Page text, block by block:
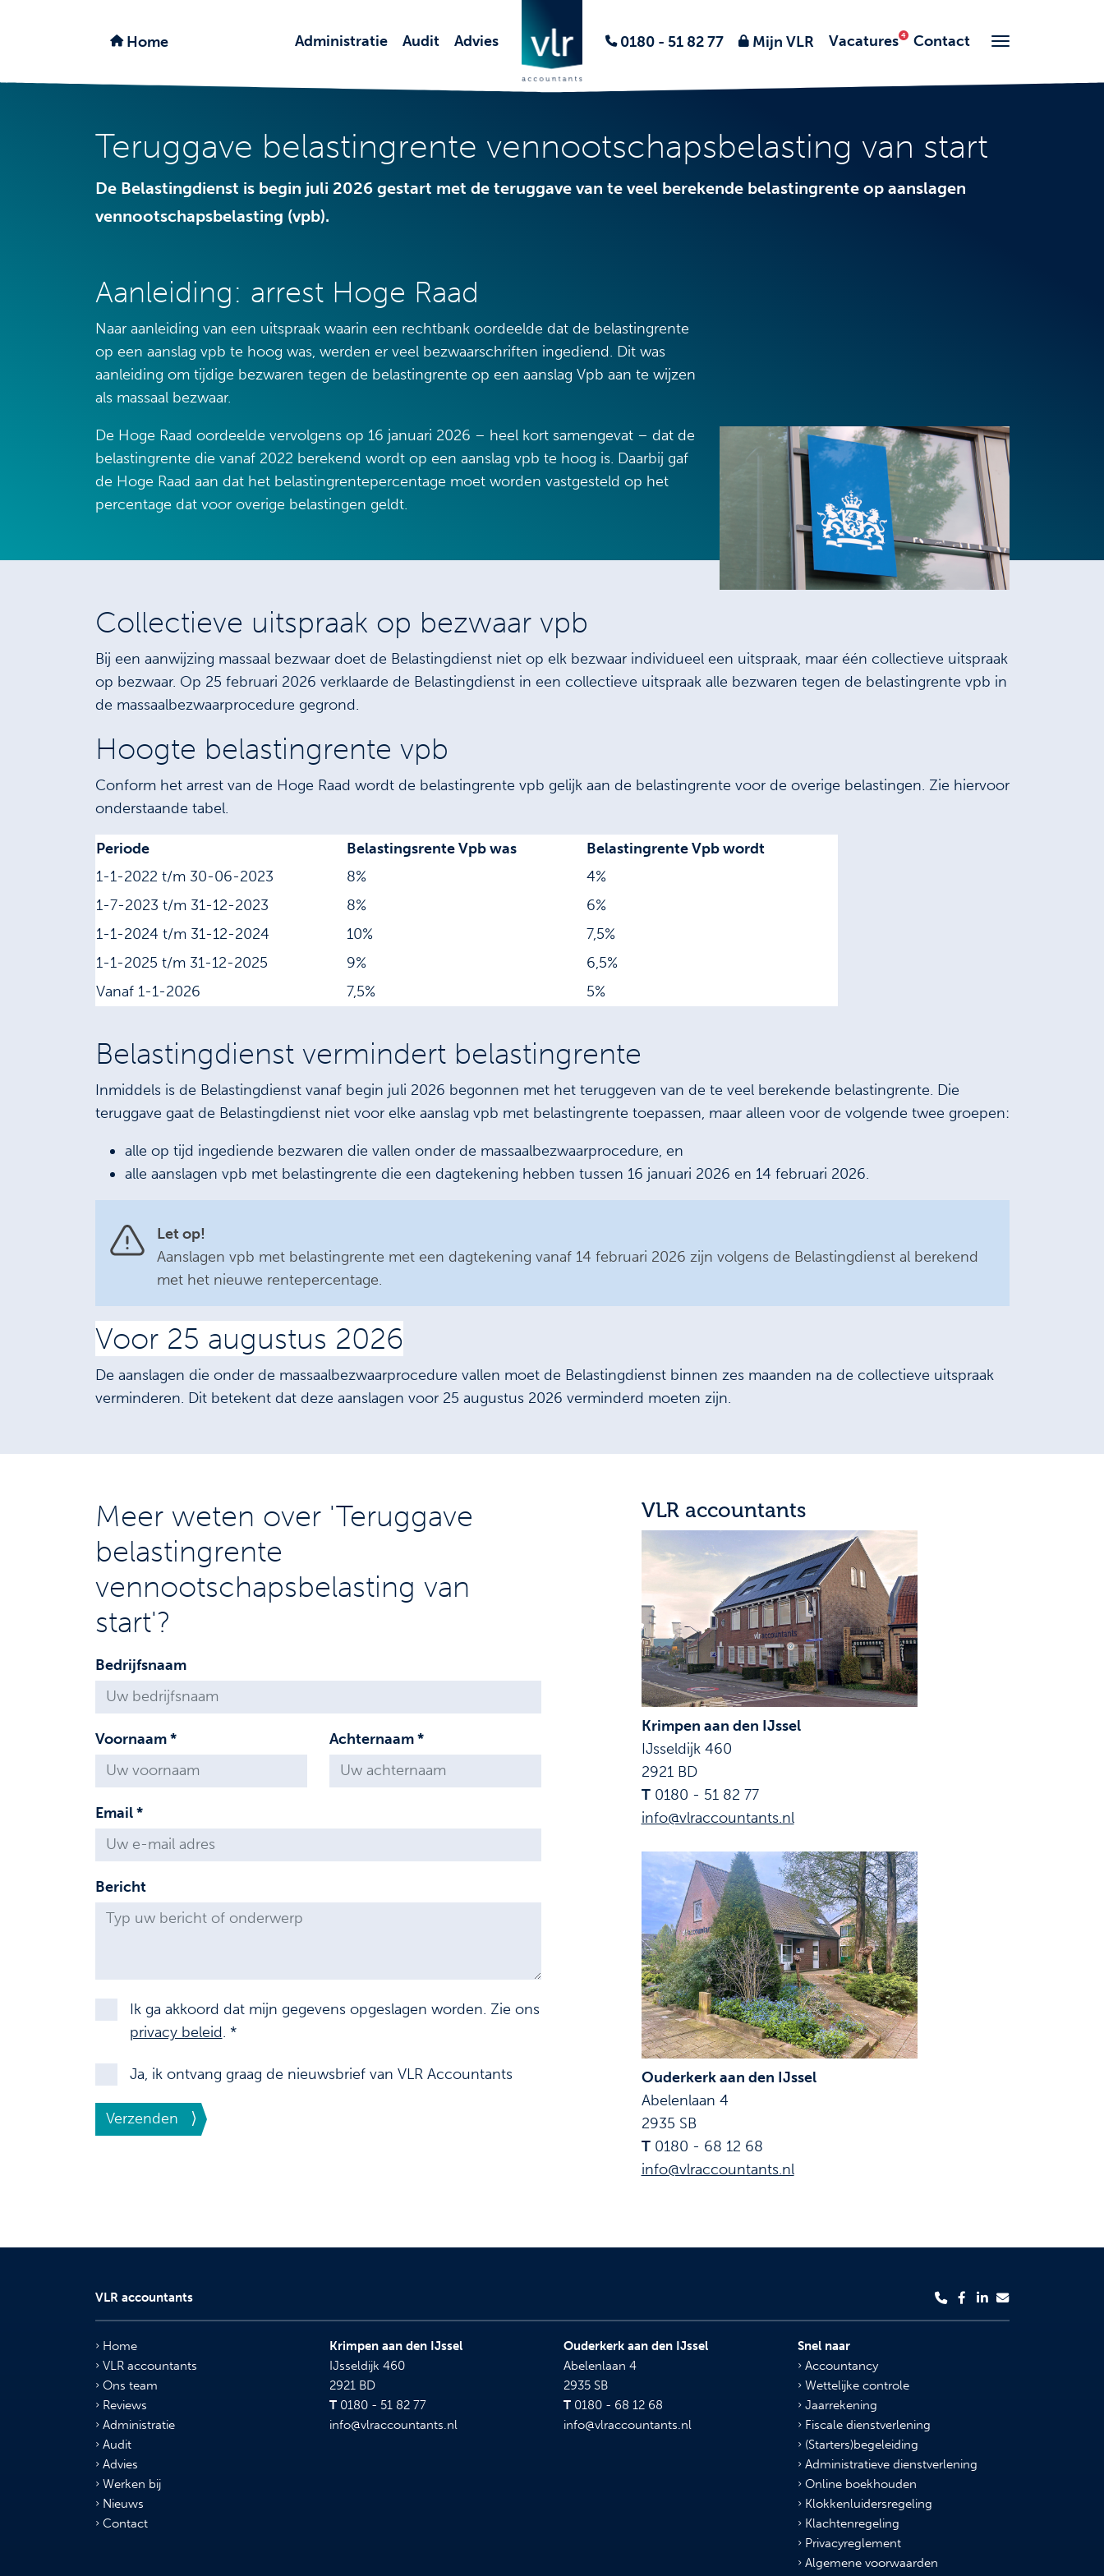
Home Administratie Audit Advies 0180 - 51 82 77 Mijn VLR Vacatures Contact
Teruggave belastingrente vennootschapsbelasting van start
De Belastingdienst is begin juli 2026 gestart met de teruggave van te veel berekende belastingrente op aanslagen
vennootschapsbelasting (vpb).
Aanleiding: arrest Hoge Raad
Naar aanleiding van een uitspraak waarin een rechtbank oordeelde dat de belastingrente
op een aanslag vpb te hoog was, werden er veel bezwaarschriften ingediend. Dit was
aanleiding om tijdige bezwaren tegen de belastingrente op een aanslag Vpb aan te wijzen
als massaal bezwaar.
De Hoge Raad oordeelde vervolgens op 16 januari 2026 – heel kort samengevat – dat de
belastingrente die vanaf 2022 berekend wordt op een aanslag vpb te hoog is. Daarbij gaf
de Hoge Raad aan dat het belastingrentepercentage moet worden vastgesteld op het
percentage dat voor overige belastingen geldt.
Collectieve uitspraak op bezwaar vpb
Bij een aanwijzing massaal bezwaar doet de Belastingdienst niet op elk bezwaar individueel een uitspraak, maar één collectieve uitspraak
op bezwaar. Op 25 februari 2026 verklaarde de Belastingdienst in een collectieve uitspraak alle bezwaren tegen de belastingrente vpb in
de massaalbezwaarprocedure gegrond.
Hoogte belastingrente vpb
Conform het arrest van de Hoge Raad wordt de belastingrente vpb gelijk aan de belastingrente voor de overige belastingen. Zie hiervoor
onderstaande tabel.
Periode Belastingsrente Vpb was
Belastingrente Vpb wordt
1-1-2022 t/m 30-06-2023
8%
4%
1-7-2023 t/m 31-12-2023
8%
6%
1-1-2024 t/m 31-12-2024
10%
7,5%
1-1-2025 t/m 31-12-2025
9%
6,5%
Vanaf 1-1-2026
7,5% 5%
Belastingdienst vermindert belastingrente
Inmiddels is de Belastingdienst vanaf begin juli 2026 begonnen met het teruggeven van de te veel berekende belastingrente. Die
teruggave gaat de Belastingdienst niet voor elke aanslag vpb met belastingrente toepassen, maar alleen voor de volgende twee groepen:
alle op tijd ingediende bezwaren die vallen onder de massaalbezwaarprocedure, en
alle aanslagen vpb met belastingrente die een dagtekening hebben tussen 16 januari 2026 en 14 februari 2026.
Let op!
Aanslagen vpb met belastingrente met een dagtekening vanaf 14 februari 2026 zijn volgens de Belastingdienst al berekend
met het nieuwe rentepercentage.
Voor 25 augustus 2026
De aanslagen die onder de massaalbezwaarprocedure vallen moet de Belastingdienst binnen zes maanden na de collectieve uitspraak
verminderen. Dit betekent dat deze aanslagen voor 25 augustus 2026 verminderd moeten zijn.
Meer weten over 'Teruggave
belastingrente
vennootschapsbelasting van
start'?
Bedrijfsnaam
Voornaam * Achternaam *
Email *
Bericht
Ik ga akkoord dat mijn gegevens opgeslagen worden. Zie ons
privacy beleid. *
Ja, ik ontvang graag de nieuwsbrief van VLR Accountants
Verzenden
VLR accountants
Krimpen aan den IJssel
IJsseldijk 460
2921 BD
T0180 - 51 82 77
info@vlraccountants.nl
Ouderkerk aan den IJssel
Abelenlaan 4
2935 SB
T0180 - 68 12 68
info@vlraccountants.nl
VLR accountants
Home
VLR accountants
Ons team
Reviews
Administratie
Audit
Advies
Werken bij
Nieuws
Contact
Krimpen aan den IJssel
IJsseldijk 460
2921 BD
T0180 - 51 82 77
info@vlraccountants.nl
Ouderkerk aan den IJssel
Abelenlaan 4
2935 SB
T0180 - 68 12 68
info@vlraccountants.nl
Snel naar
Accountancy
Wettelijke controle
Jaarrekening
Fiscale dienstverlening
(Starters)begeleiding
Administratieve dienstverlening
Online boekhouden
Klokkenluidersregeling
Klachtenregeling
Privacyreglement
Algemene voorwaarden